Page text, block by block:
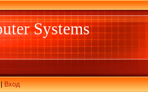
Systems
Вход